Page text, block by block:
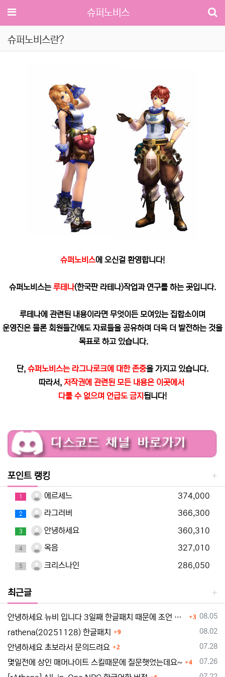
메뉴 슈퍼노비스
슈퍼노비스란?
슈퍼노비스에 오신걸 환영합니다!
슈퍼노비스는루테나(한국판 라테나)작업과 연구를 하는 곳입니다.
루테나에 관련된 내용이라면 무엇이든 모여있는 집합소이며
운영진은 물론 회원들간에도 자료들을 공유하며 더욱 더 발전하는 것을
목표로 하고 있습니다.
단, 슈퍼노비스는 라그나로크에 대한 존중을 가지고 있습니다.
따라서, 저작권에 관련된 모든 내용은 이곳에서
다룰 수 없으며 언급도 금지 됩니다!
포인트 랭킹
1 에르세느 374,000
2 라그러버 366,300
3 안녕하세요 360,310
4 옥음 327,010
5 크리스나인 286,050
최근글
등록일
08.05
안녕하세요 뉴비 입니다 3일째 한글패치 때문에 조언 드립니다
댓글
3
등록일
08.02
rathena(20251128) 한글패치 9
등록일
07.28
안녕하세요 초보라서 문의드려요 2
등록일
07.26
몇일전에 상인 매머나이트 스킬때문에 질문햇었는데요~
댓글
4